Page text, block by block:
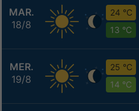
MAR.
18/8
24 °C
13 °C
MER.
19/8
25 °C
14 °C